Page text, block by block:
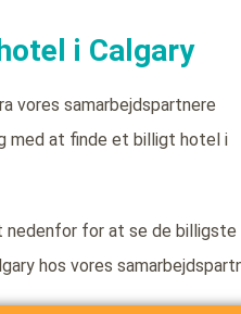
i Calgary
vores samarbejdspartnere
med at finde et billigt hotel i
nedenfor for at se de billigste
hos vores